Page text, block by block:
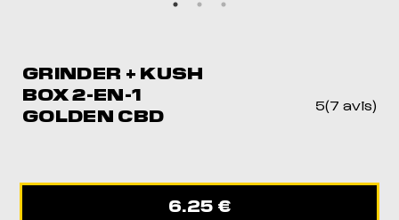
GRINDER + KUSH
BOX 2-EN-1
GOLDEN CBD
5(7 avis)
6.25 €